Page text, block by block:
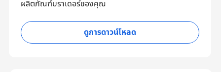
ผลิตภัณฑ์บราเดอร์ของคุณ
ดูการดาวน์โหลด